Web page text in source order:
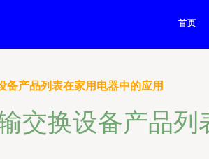
首页
备产品列表在家用电器中的应用
交换设备产品列